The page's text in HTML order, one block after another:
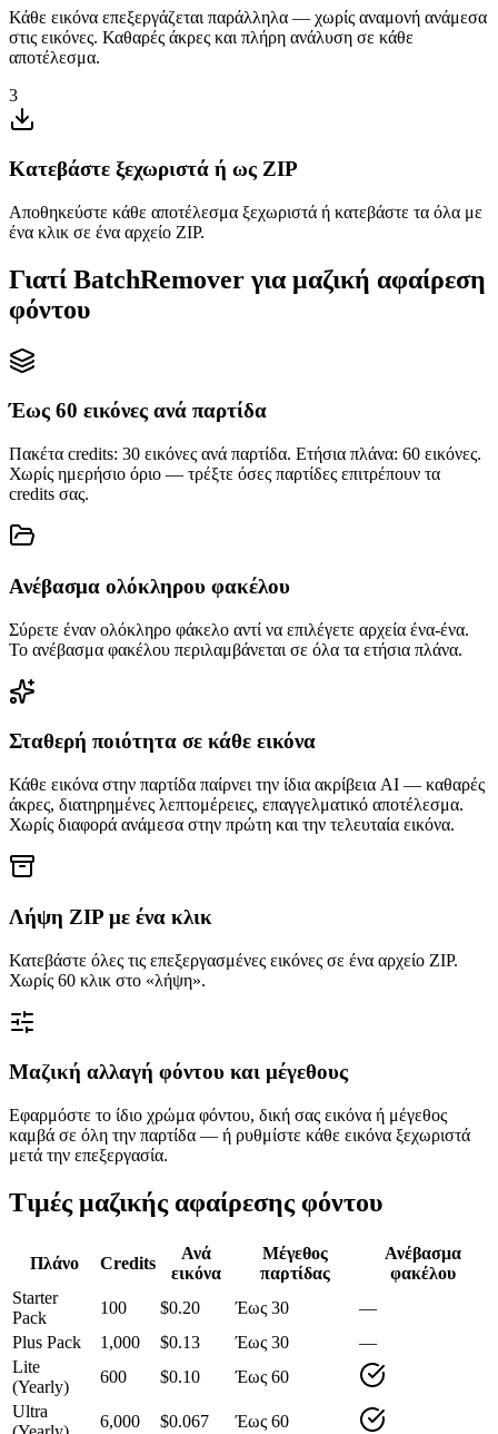
Κάθε εικόνα επεξεργάζεται παράλληλα — χωρίς αναμονή ανάμεσα
στις εικόνες. Καθαρές άκρες και πλήρη ανάλυση σε κάθε
αποτέλεσμα.
3
Κατεβάστε ξεχωριστά ή ως ZIP
Αποθηκεύστε κάθε αποτέλεσμα ξεχωριστά ή κατεβάστε τα όλα με
ένα κλικ σε ένα αρχείο ZIP.
Γιατί BatchRemover για μαζική αφαίρεση
φόντου
Έως 60 εικόνες ανά παρτίδα
Πακέτα credits: 30 εικόνες ανά παρτίδα. Ετήσια πλάνα: 60 εικόνες.
Χωρίς ημερήσιο όριο — τρέξτε όσες παρτίδες επιτρέπουν τα
credits σας.
Ανέβασμα ολόκληρου φακέλου
Σύρετε έναν ολόκληρο φάκελο αντί να επιλέγετε αρχεία ένα-ένα.
Το ανέβασμα φακέλου περιλαμβάνεται σε όλα τα ετήσια πλάνα.
Σταθερή ποιότητα σε κάθε εικόνα
Κάθε εικόνα στην παρτίδα παίρνει την ίδια ακρίβεια AI — καθαρές
άκρες, διατηρημένες λεπτομέρειες, επαγγελματικό αποτέλεσμα.
Χωρίς διαφορά ανάμεσα στην πρώτη και την τελευταία εικόνα.
Λήψη ZIP με ένα κλικ
Κατεβάστε όλες τις επεξεργασμένες εικόνες σε ένα αρχείο ZIP.
Χωρίς 60 κλικ στο «λήψη».
Μαζική αλλαγή φόντου και μέγεθους
Εφαρμόστε το ίδιο χρώμα φόντου, δική σας εικόνα ή μέγεθος
καμβά σε όλη την παρτίδα — ή ρυθμίστε κάθε εικόνα ξεχωριστά
μετά την επεξεργασία.
Τιμές μαζικής αφαίρεσης φόντου
Πλάνο Credits
Ανά
εικόνα
Μέγεθος
παρτίδας
Ανέβασμα
φακέλου
Starter
Pack
100 $0.20 Έως 30
—
Plus Pack
1,000 $0.13 Έως 30
—
Lite
(Yearly)
600 $0.10
Έως 60
Ultra
6,000 $0.067 Έως 60